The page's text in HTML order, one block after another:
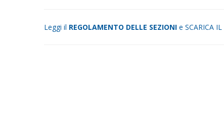
Leggi il REGOLAMENTO DELLE SEZIONI e SCARICA IL